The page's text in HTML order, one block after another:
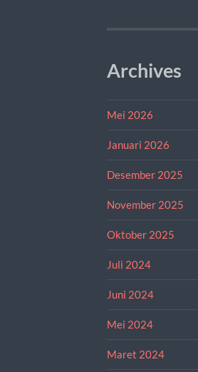
Archives
Mei 2026
Januari 2026
Desember 2025
November 2025
Oktober 2025
Juli 2024
Juni 2024
Mei 2024
Maret 2024